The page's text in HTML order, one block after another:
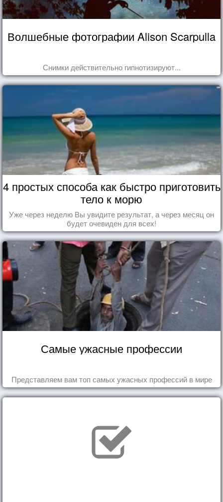
Волшебные фотографии Alison Scarpulla
Снимки действительно гипнотизируют...
4 простых способа как быстро приготовить
тело к морю
Уже через неделю Вы увидите результат, а через месяц он
будет очевиден для всех!
Самые ужасные профессии
Представляем вам топ самых ужасных профессий в мире